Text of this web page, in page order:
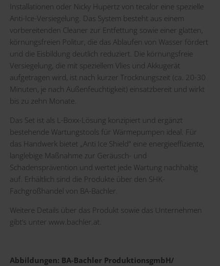
Installationen oder Nicky Hupertz von tecalor eine spezielle
Anti-Ice-Versiegelung. Das System besteht aus einem
vorbereitenden Cleaner zur Entfettung sowie einer glatten,
körnungsfreien Politur, die das Ablaufen von Wasser fördert
und die Eisbildung deutlich reduziert. Die körnungsfreie
Versiegelung, die mit speziellem Vlies und Akkugerät
aufgetragen wird, ist nach kurzer Trocknungszeit (ca. 20-30
Minuten, je nach Außenfeuchtigkeit) einsatzbereit und wirkt
bis zu zehn Monate.
Das Set ist als L-Boxx-Lösung konzipiert und ergänzt
bestehende Wartungstools für Wärmepumpen ideal. Für
das Handwerk bietet „Anti Ice Shield“ eine energieeffiziente,
langlebige Maßnahme zur Geräusch- und
Schadensprävention und wertet jede Wartung nachhaltig
auf. Erhältlich sind die Produkte über den SHK-
Fachgroßhandel von BA-Bachler.
Weitere Details über das Produkt sowie das Unternehmen
gibt‘s unter www.bachler.at.
Abbildungen: BA-Bachler ProduktionsgmbH/